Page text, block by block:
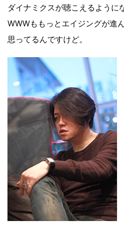
ダイナミクスが聴こえるように
WWWももっとエイジングが進
思ってるんですけど。